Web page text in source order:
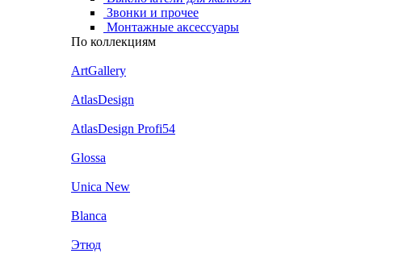
Звонки и прочее
Монтажные аксессуары
По коллекциям
ArtGallery
AtlasDesign
AtlasDesign Profi54
Glossa
Unica New
Blanca
Этюд